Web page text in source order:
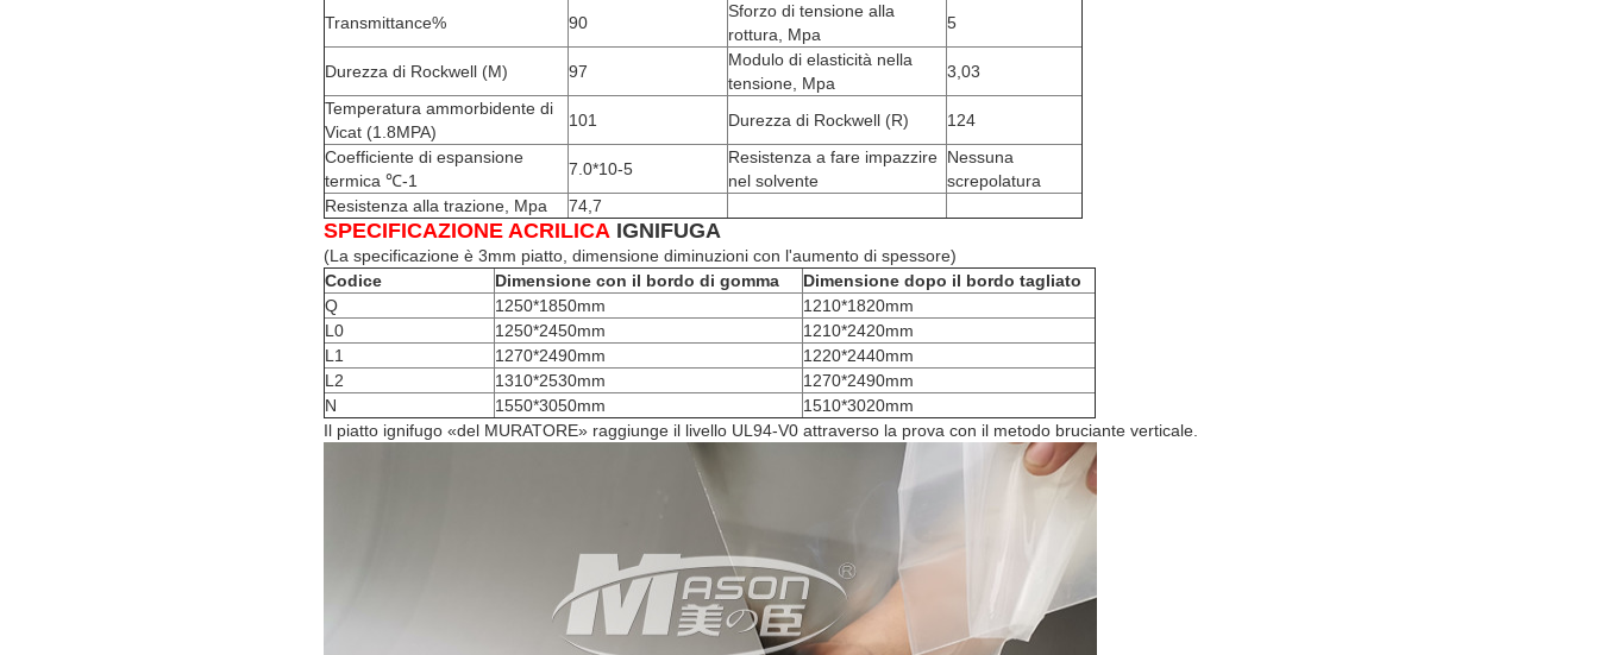
Transmittance%
90
Sforzo di tensione alla
rottura, Mpa
5
Durezza di Rockwell (M) 97
Modulo di elasticità nella
tensione, Mpa
3,03
Temperatura ammorbidente di
Vicat (1.8MPA)
101 Durezza di Rockwell (R)
124
Coefficiente di espansione
termica ℃-1
7.0*10-5
Resistenza a fare impazzire
nel solvente
Nessuna
screpolatura
Resistenza alla trazione, Mpa
74,7
SPECIFICAZIONE ACRILICA IGNIFUGA
(La specificazione è 3mm piatto, dimensione diminuzioni con l'aumento di spessore)
Codice
Dimensione con il bordo di gomma
Dimensione dopo il bordo tagliato
Q
1250*1850mm
1210*1820mm
L0
1250*2450mm
1210*2420mm
L1
1270*2490mm
1220*2440mm
L2
1310*2530mm
1270*2490mm
N
1550*3050mm
1510*3020mm
Il piatto ignifugo «del MURATORE» raggiunge il livello UL94-V0 attraverso la prova con il metodo bruciante verticale.